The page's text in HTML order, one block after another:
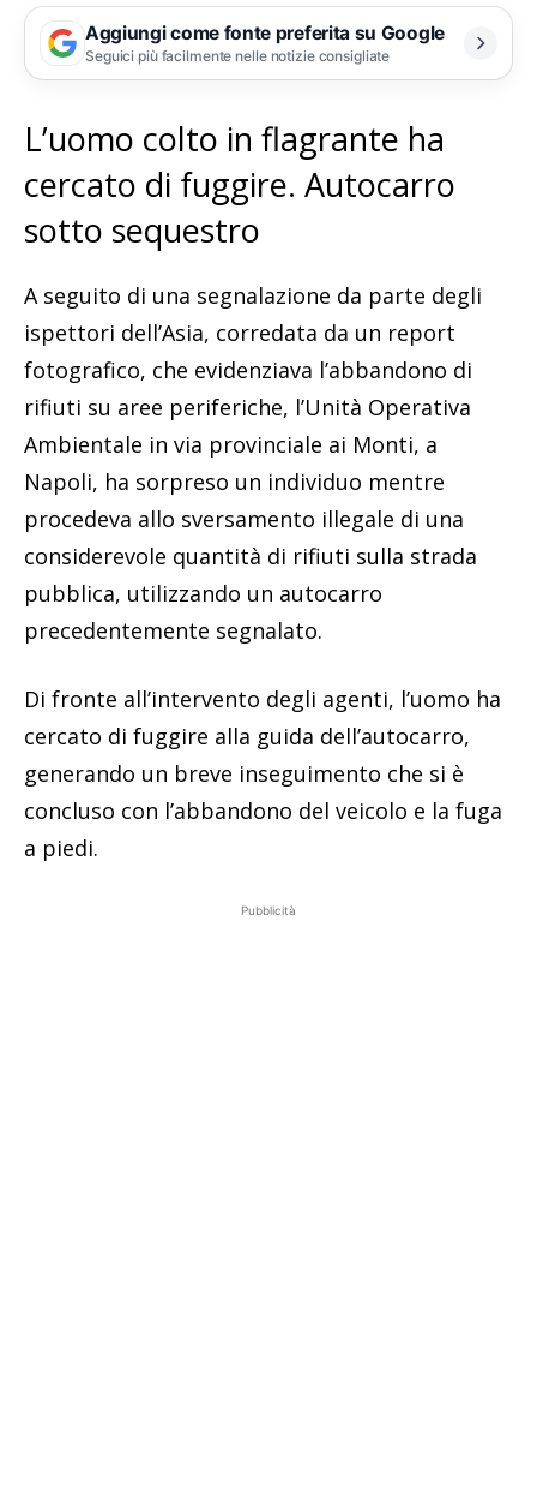
Aggiungi come fonte preferita su Google
Seguici più facilmente nelle notizie consigliate
L’uomo colto in flagrante ha
cercato di fuggire. Autocarro
sotto sequestro
A seguito di una segnalazione da parte degli
ispettori dell’Asia, corredata da un report
fotografico, che evidenziava l’abbandono di
rifiuti su aree periferiche, l’Unità Operativa
Ambientale in via provinciale ai Monti, a
Napoli, ha sorpreso un individuo mentre
procedeva allo sversamento illegale di una
considerevole quantità di rifiuti sulla strada
pubblica, utilizzando un autocarro
precedentemente segnalato.
Di fronte all’intervento degli agenti, l’uomo ha
cercato di fuggire alla guida dell’autocarro,
generando un breve inseguimento che si è
concluso con l’abbandono del veicolo e la fuga
a piedi.
Pubblicità